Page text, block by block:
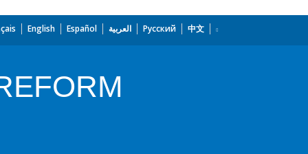
English Español العربية Русский 中文